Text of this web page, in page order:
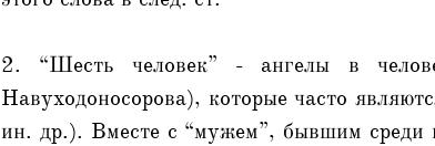
2. “Шесть человек” - ангелы в
Навуходоносорова), которые часто
ин. др.). Вместе с “мужем”, бывшим